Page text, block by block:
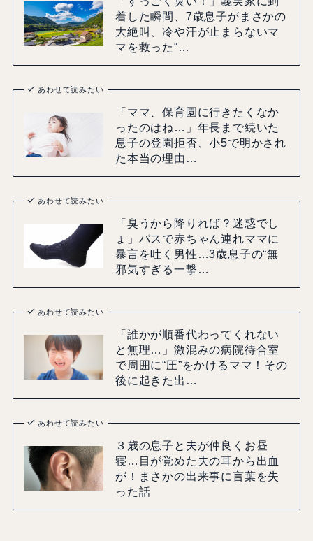
着した瞬間、7歳息子がまさかの
大絶叫、冷や汗が止まらないマ
マを救った“…
あわせて読みたい
「ママ、保育園に行きたくなか
ったのはね…」年長まで続いた
息子の登園拒否、小5で明かされ
た本当の理由…
あわせて読みたい
「臭うから降りれば？迷惑でし
ょ」バスで赤ちゃん連れママに
暴言を吐く男性…3歳息子の“無
邪気すぎる一撃…
あわせて読みたい
「誰かが順番代わってくれない
と無理…」激混みの病院待合室
で周囲に“圧”をかけるママ！その
後に起きた出…
あわせて読みたい
３歳の息子と夫が仲良くお昼
寝…目が覚めた夫の耳から出血
が！まさかの出来事に言葉を失
った話